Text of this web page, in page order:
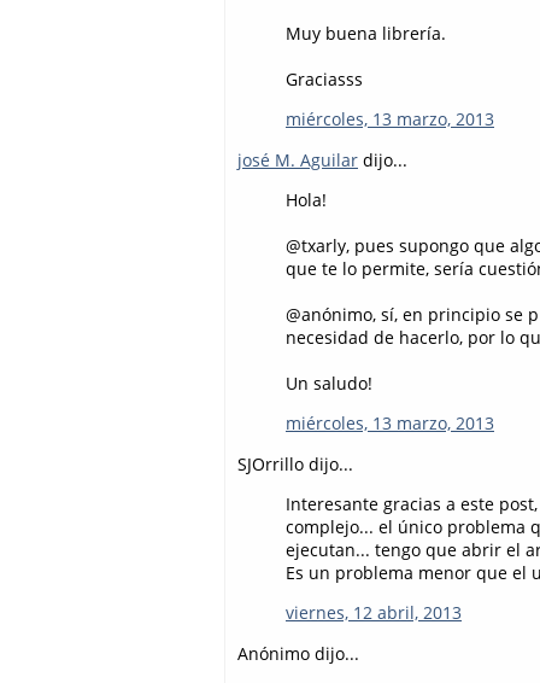
Muy buena librería.
Graciasss
miércoles, 13 marzo, 2013
josé M. Aguilar dijo...
Hola!
@txarly, pues supongo que
que te lo permite, sería
@anónimo, sí, en principio se
necesidad de hacerlo, por lo
Un saludo!
miércoles, 13 marzo, 2013
SJOrrillo dijo...
Interesante gracias a este
complejo... el único problema
ejecutan... tengo que abrir el
Es un problema menor que el
viernes, 12 abril, 2013
Anónimo dijo...